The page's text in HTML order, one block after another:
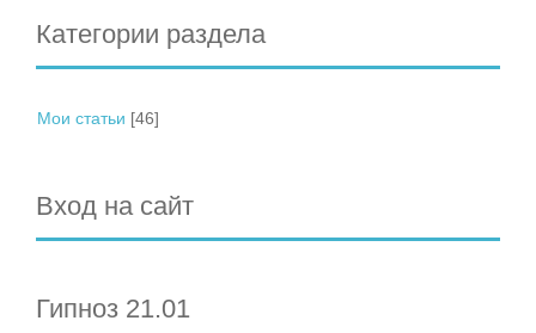
Категории раздела
Мои статьи [46]
Вход на сайт
Гипноз 21.01